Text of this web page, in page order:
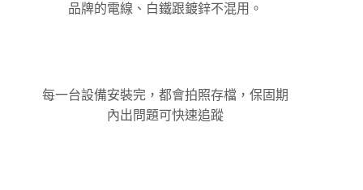
品牌的電線、白鐵跟鍍鋅不混用。
每一台設備安裝完，都會拍照存檔，保固期
內出問題可快速追蹤